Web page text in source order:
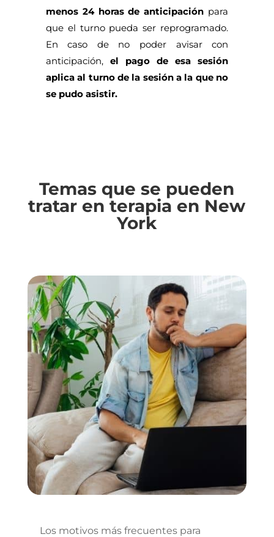
menos 24 horas de anticipación para
que el turno pueda ser reprogramado.
En caso de no poder avisar con
anticipación, el pago de esa sesión
aplica al turno de la sesión a la que no
se pudo asistir.
Temas que se pueden
tratar en terapia en New
York
Los motivos más frecuentes para